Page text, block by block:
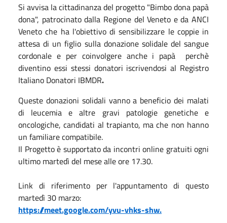
Si avvisa la cittadinanza del progetto "Bimbo dona papà
dona", patrocinato dalla Regione del Veneto e da ANCI
Veneto che ha l'obiettivo di sensibilizzare le coppie in
attesa di un figlio sulla donazione solidale del sangue
cordonale e per coinvolgere anche i papà perchè
diventino essi stessi donatori iscrivendosi al Registro
Italiano Donatori IBMDR.
Queste donazioni solidali vanno a beneficio dei malati
di leucemia e altre gravi patologie genetiche e
oncologiche, candidati al trapianto, ma che non hanno
un familiare compatibile.
Il Progetto è supportato da incontri online gratuiti ogni
ultimo martedì del mese alle ore 17.30.
Link di riferimento per l'appuntamento di questo
martedì 30 marzo:
https://meet.google.com/yvu-vhks-shw.